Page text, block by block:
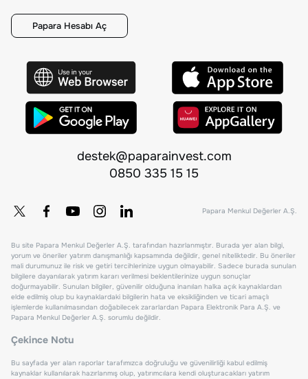
Papara Hesabı Aç
destek@paparainvest.com
0850 335 15 15
Papara Menkul Değerler A.Ş.
Bu site Papara Menkul Değerler A.Ş. tarafından hazırlanmıştır. Burada yer alan bilgi,
yorum ve öneriler yatırım danışmanlığı kapsamında değildir, genel niteliktedir. Bu öneriler
mali durumunuz ile risk ve getiri tercihlerinize uygun olmayabilir. Sadece burada sunulan
bilgilere dayanılarak yatırım kararı verilmesi beklentilerinize uygun sonuçlar
doğurmayabilir. Sunulan bilgiler, güvenilir olduğuna inanılan halka açık kaynaklardan
elde edilmiş olup bu kaynaklardaki bilgilerin hata ve eksikliğinden ve ticari amaçlı
işlemlerde kullanılmasından doğabilecek zararlardan Papara Elektronik Para A.Ş. ve
Papara Menkul Değerler A.Ş. sorumlu değildir.
Çekince Notu
Bu sayfada yer alan raporlar tarafımızca doğruluğu ve güvenilirliği kabul edilmiş
kaynaklar kullanılarak hazırlanmış olup, yatırımcılara kendi oluşturacakları yatırım